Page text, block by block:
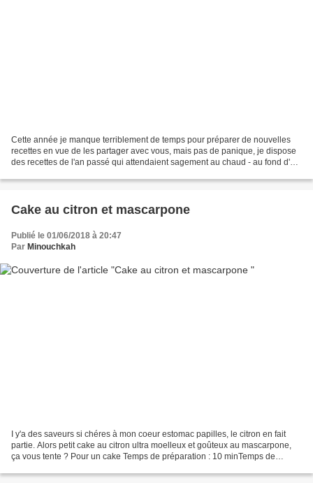
Cette année je manque terriblement de temps pour préparer de nouvelles
recettes en vue de les partager avec vous, mais pas de panique, je dispose
des recettes de l'an passé qui attendaient sagement au chaud - au fond d'un
Cake au citron et mascarpone
Publié le 01/06/2018 à 20:47
Par Minouchkah
I y'a des saveurs si chéres à mon coeur estomac papilles, le citron en fait
partie. Alors petit cake au citron ultra moelleux et goûteux au mascarpone,
ça vous tente ? Pour un cake Temps de préparation : 10 minTemps de